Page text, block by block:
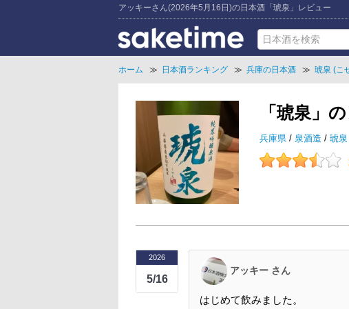
アッキーさん(2026年5月16日)の日本酒「琥泉」レビュー
ホーム ≫ 日本酒ランキング ≫ 兵庫の日本酒 ≫ 琥泉 (こ
「琥泉」
兵庫県 / 泉酒造 / 琥泉
2026
5/16
アッキー さん
はじめて飲みました。